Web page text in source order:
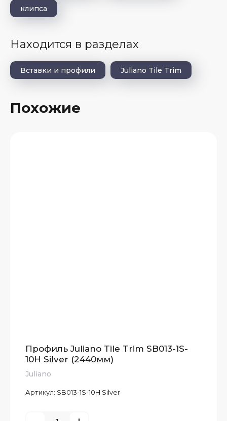
клипса
Находится в разделах
Вставки и профили Juliano Tile Trim
Похожие
Профиль Juliano Tile Trim SB013-1S-
10H Silver (2440мм)
Juliano
Артикул: SB013-1S-10H Silver